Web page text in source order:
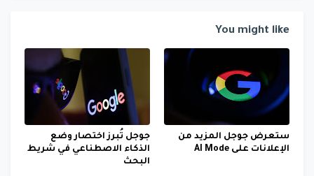
You might like
ستعرض جوجل المزيد من
الإعلانات على AI Mode
جوجل تُبرز اختصار وضع
الذكاء الاصطناعي في شريط
البحث